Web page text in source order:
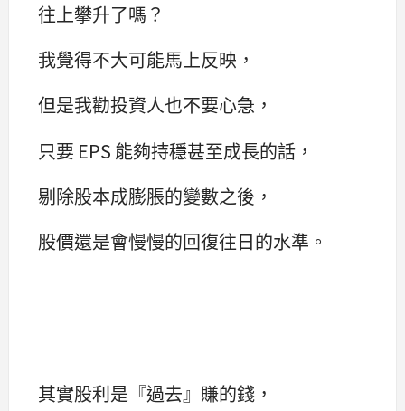
往上攀升了嗎？
我覺得不大可能馬上反映，
但是我勸投資人也不要心急，
只要 EPS 能夠持穩甚至成長的話，
剔除股本成膨脹的變數之後，
股價還是會慢慢的回復往日的水準。
其實股利是『過去』賺的錢，